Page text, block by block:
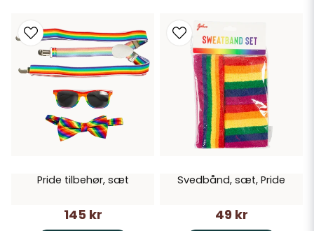
Pride tilbehør, sæt
145 kr
Svedbånd, sæt, Pride
49 kr